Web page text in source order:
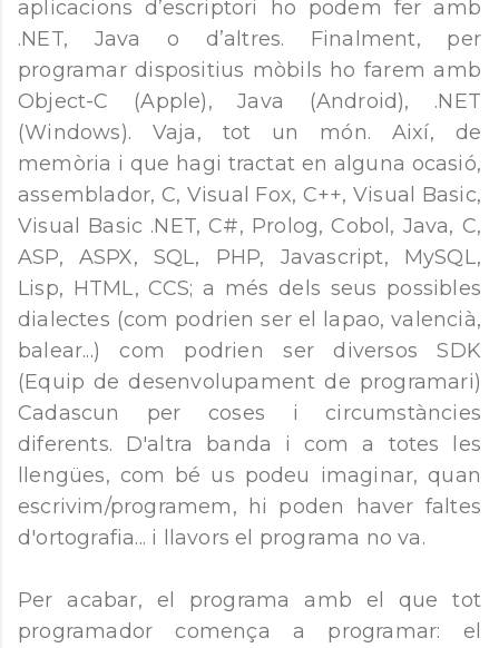
aplicacions d’escriptori ho podem fer amb
.NET, Java o d’altres. Finalment, per
programar dispositius mòbils ho farem amb
Object-C (Apple), Java (Android), .NET
(Windows). Vaja, tot un món. Així, de
memòria i que hagi tractat en alguna ocasió,
assemblador, C, Visual Fox, C++, Visual Basic,
Visual Basic .NET, C#, Prolog, Cobol, Java, C,
ASP, ASPX, SQL, PHP, Javascript, MySQL,
Lisp, HTML, CCS; a més dels seus possibles
dialectes (com podrien ser el lapao, valencià,
balear...) com podrien ser diversos SDK
(Equip de desenvolupament de programari)
Cadascun per coses i circumstàncies
diferents. D'altra banda i com a totes les
llengües, com bé us podeu imaginar, quan
escrivim/programem, hi poden haver faltes
d'ortografia... i llavors el programa no va.
Per acabar, el programa amb el que tot
programador comença a programar: el